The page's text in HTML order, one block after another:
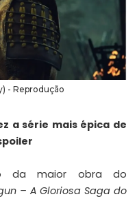
- Reprodução
a série mais épica de
da maior obra do
– A Gloriosa Saga do